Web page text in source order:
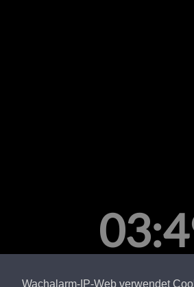
Wachalarm-IP-Web verwendet
Sonntag, 09.